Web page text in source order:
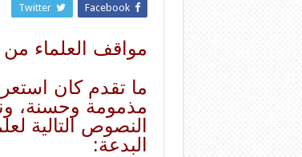
Facebook
Twitter
مواقف العلماء
ما تقدم كان
مذمومة وحسنة،
النصوص التالية
البدعة: